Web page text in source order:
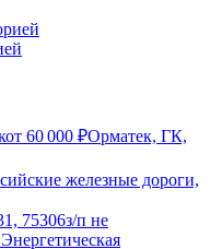
от 60 000 ₽Орматек, ГК,
железные дороги,
75306з/п не